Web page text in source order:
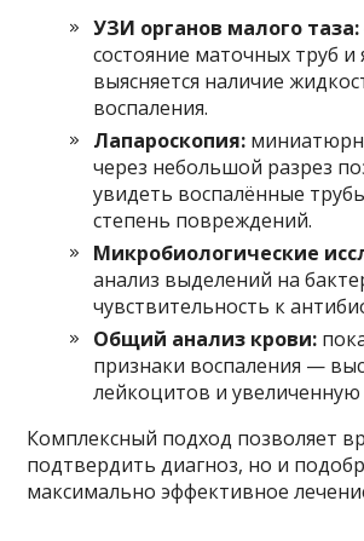
УЗИ органов малого таза:
состояние маточных труб и
выясняется наличие
воспаления.
Лапароскопия:
через небольшой разрез
увидеть воспалённые
степень повреждений.
Микробиологические
анализ выделений на
чувствительность к
Общий анализ крови:
признаки воспаления —
лейкоцитов и
Комплексный подход позволяет
подтвердить диагноз, но и
максимально эффективное